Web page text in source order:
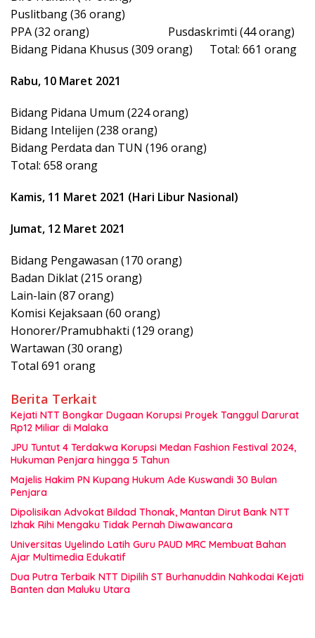
Puslitbang (36 orang)
PPA (32 orang) Pusdaskrimti (44 orang)
Bidang Pidana Khusus (309 orang) Total: 661 orang
Rabu, 10 Maret 2021
Bidang Pidana Umum (224 orang)
Bidang Intelijen (238 orang)
Bidang Perdata dan TUN (196 orang)
Total: 658 orang
Kamis, 11 Maret 2021 (Hari Libur Nasional)
Jumat, 12 Maret 2021
Bidang Pengawasan (170 orang)
Badan Diklat (215 orang)
Lain-lain (87 orang)
Komisi Kejaksaan (60 orang)
Honorer/Pramubhakti (129 orang)
Wartawan (30 orang)
Total 691 orang
Berita Terkait
Kejati NTT Bongkar Dugaan Korupsi Proyek Tanggul Darurat
Rp12 Miliar di Malaka
JPU Tuntut 4 Terdakwa Korupsi Medan Fashion Festival 2024,
Hukuman Penjara hingga 5 Tahun
Majelis Hakim PN Kupang Hukum Ade Kuswandi 30 Bulan
Penjara
Dipolisikan Advokat Bildad Thonak, Mantan Dirut Bank NTT
Izhak Rihi Mengaku Tidak Pernah Diwawancara
Universitas Uyelindo Latih Guru PAUD MRC Membuat Bahan
Ajar Multimedia Edukatif
Dua Putra Terbaik NTT Dipilih ST Burhanuddin Nahkodai Kejati
Banten dan Maluku Utara